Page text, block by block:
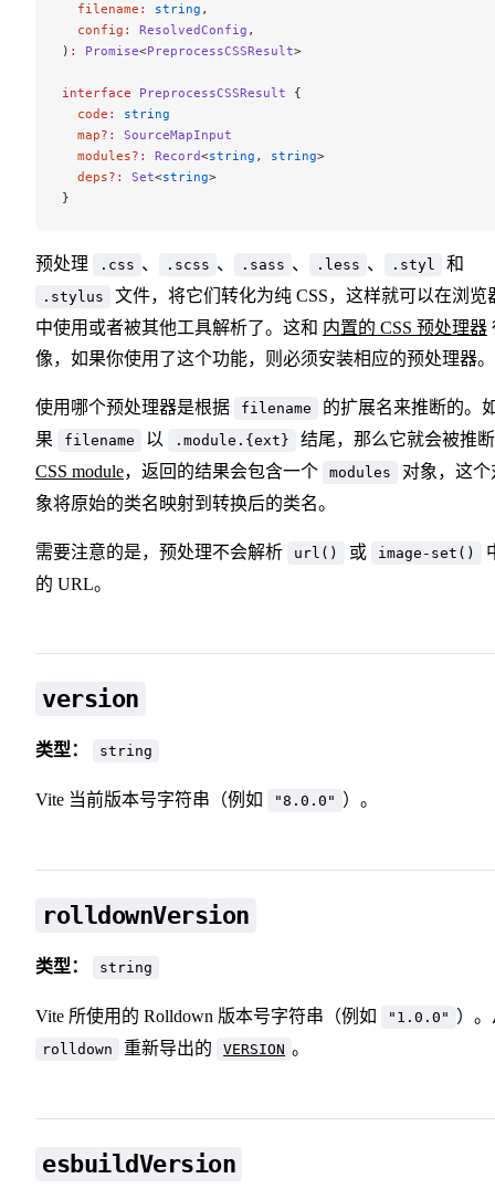
  filename
: string ,
  config
: ResolvedConfig ,
) : Promise<PreprocessCSSResult>
interface PreprocessCSSResult {
  code
:
string
  map
?:
SourceMapInput
  modules
?: Record<string , string>
  deps
?: Set<string>
}
预处理 .css 、 .scss 、 .sass 、 .less 、 .styl 和
.stylus
文件，将它们转化为纯 CSS，这样就可以在浏览
中使用或者被其他工具解析了。这和 内置的 CSS 预处理器
像，如果你使用了这个功能，则必须安装相应的预处理器。
使用哪个预处理器是根据 filename
的扩展名来推断的。
果
filename 以 .module.{ext}
结尾，那么它就会被推
CSS module，返回的结果会包含一个 modules
对象，这个
象将原始的类名映射到转换后的类名。
需要注意的是，预处理不会解析 url() 或 image-set()
的 URL。
version
类型： string
Vite 当前版本号字符串（例如 "8.0.0" ）。
rolldownVersion
类型： string
Vite 所使用的 Rolldown 版本号字符串（例如 "1.0.0" ）
rolldown 重新导出的 VERSION 。
esbuildVersion